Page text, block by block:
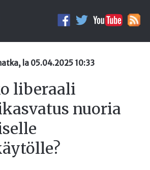
la 05.04.2025 10:33
liberaali
nuoria